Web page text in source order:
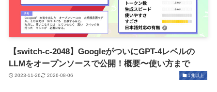
【switch-c-2048】GoogleがついにGPT-4レベルの
LLMをオープンソースで公開！概要〜使い方まで
2023-11-26 2026-08-06 1兆以上